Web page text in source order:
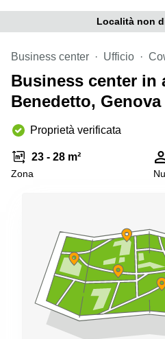
Coworking
Brescia
Affitto
Centers
a
Treviso
Affitto
Milano
Affitto
Meeting
Località non
Business center Ufficio
Business center in
Benedetto, Genova
Proprietà verificata
23 - 28 m²
Zona